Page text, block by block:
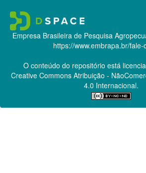
Empresa Brasileira de Pesquisa
https://www.embrapa.br/fale-
O conteúdo do repositório está
Creative CommonsAtribuição -
4.0 Internacional.